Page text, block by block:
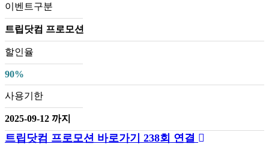
이벤트구분
트립닷컴 프로모션
할인율
90%
사용기한
2025-09-12 까지
트립닷컴 프로모션 바로가기 238회 연결